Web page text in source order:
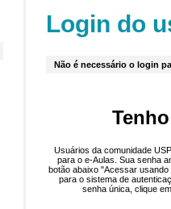
Login do
Não é necessário o login
Usuários da comunidade
para o e-Aulas. Sua senha
botão abaixo "Acessar
para o sistema de
senha única, clique